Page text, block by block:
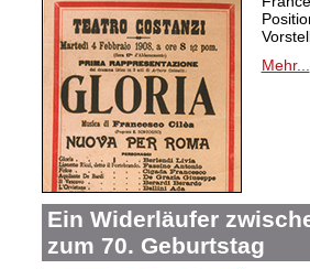
Mehr...
Ein Widerläufer
zum 70. Geburtstag